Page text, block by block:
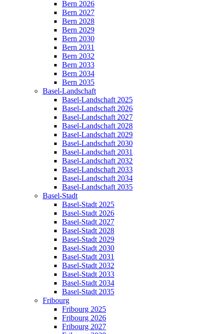
Bern 2026
Bern 2027
Bern 2028
Bern 2029
Bern 2030
Bern 2031
Bern 2032
Bern 2033
Bern 2034
Bern 2035
Basel-Landschaft
Basel-Landschaft 2025
Basel-Landschaft 2026
Basel-Landschaft 2027
Basel-Landschaft 2028
Basel-Landschaft 2029
Basel-Landschaft 2030
Basel-Landschaft 2031
Basel-Landschaft 2032
Basel-Landschaft 2033
Basel-Landschaft 2034
Basel-Landschaft 2035
Basel-Stadt
Basel-Stadt 2025
Basel-Stadt 2026
Basel-Stadt 2027
Basel-Stadt 2028
Basel-Stadt 2029
Basel-Stadt 2030
Basel-Stadt 2031
Basel-Stadt 2032
Basel-Stadt 2033
Basel-Stadt 2034
Basel-Stadt 2035
Fribourg
Fribourg 2025
Fribourg 2026
Fribourg 2027